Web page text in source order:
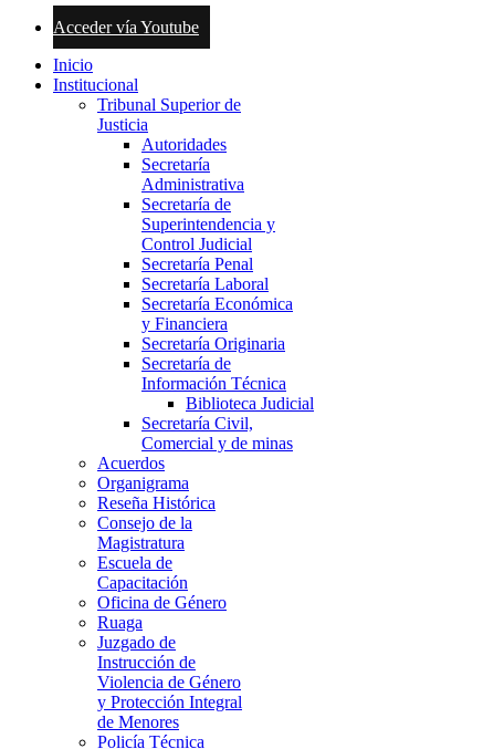
Acceder vía Youtube
Inicio
Institucional
Tribunal Superior de
Justicia
Autoridades
Secretaría
Administrativa
Secretaría de
Superintendencia y
Control Judicial
Secretaría Penal
Secretaría Laboral
Secretaría Económica
y Financiera
Secretaría Originaria
Secretaría de
Información Técnica
Biblioteca Judicial
Secretaría Civil,
Comercial y de minas
Acuerdos
Organigrama
Reseña Histórica
Consejo de la
Magistratura
Escuela de
Capacitación
Oficina de Género
Ruaga
Juzgado de
Instrucción de
Violencia de Género
y Protección Integral
de Menores
Policía Técnica